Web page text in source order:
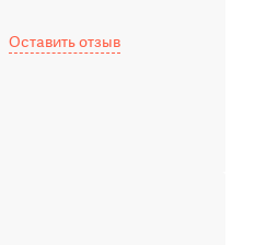
Оставить отзыв